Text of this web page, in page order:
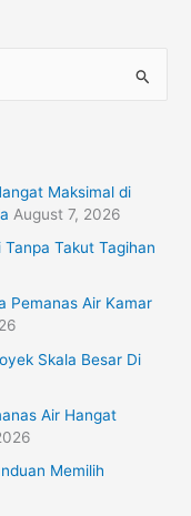
Maksimal di
August 7, 2026
Takut Tagihan
Pemanas Air Kamar
Skala Besar Di
Air Hangat
Memilih